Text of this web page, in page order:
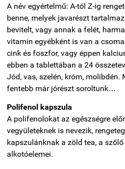
A név egyértelmű: A-tól Z-ig
benne, melyek javarészt
bevitelt, vagy annak a felét,
vitamin egyébként is van a
cink és foszfor, vagy éppen
ebben a tablettában a 24
Jód, vas, szelén, króm,
fentebb már jórészt soroltunk…
Polifenol kapszula
A polifenolokat az egészségre
vegyületeknek is nevezik,
kapszulánknak a zöld tea, a
alkotóelemei.